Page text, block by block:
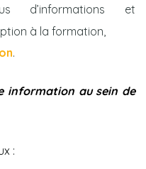
d’informations et
à la formation,
.
information au sein de
: